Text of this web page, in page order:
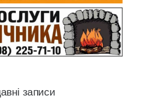
записи